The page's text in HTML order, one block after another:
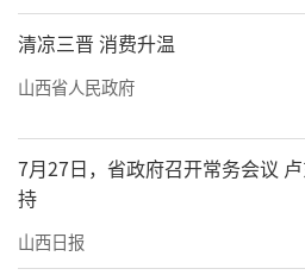
本届比赛由生态环境
生态环境监测和应急保障
境科学研究院）及山西师
事自8月启动以来，来自全
论队进行了激烈角逐。经
最终山西大学辩论队一队
军，山西大同大学、山西
清凉三晋 消费升温
山西省人民政府
7月27日，省政府召开常务会议
持
山西日报